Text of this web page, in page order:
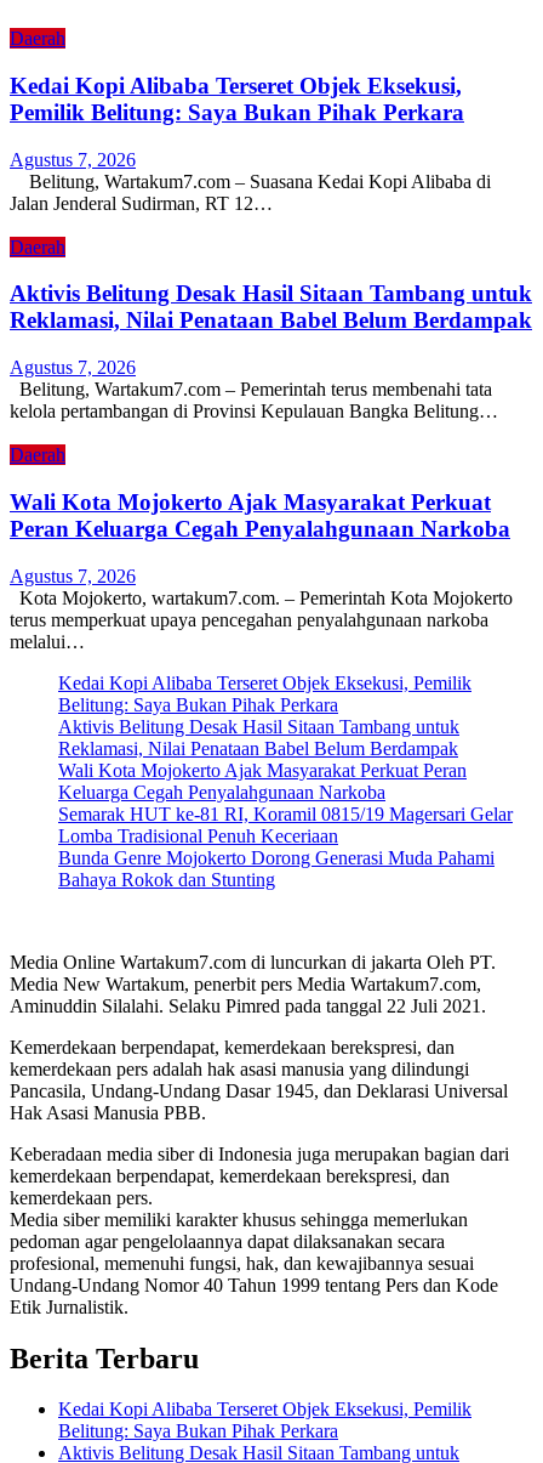
Daerah
Kedai Kopi Alibaba Terseret Objek Eksekusi,
Pemilik Belitung: Saya Bukan Pihak Perkara
Agustus 7, 2026
Belitung, Wartakum7.com – Suasana Kedai Kopi Alibaba di
Jalan Jenderal Sudirman, RT 12…
Daerah
Aktivis Belitung Desak Hasil Sitaan Tambang untuk
Reklamasi, Nilai Penataan Babel Belum Berdampak
Agustus 7, 2026
Belitung, Wartakum7.com – Pemerintah terus membenahi tata
kelola pertambangan di Provinsi Kepulauan Bangka Belitung…
Daerah
Wali Kota Mojokerto Ajak Masyarakat Perkuat
Peran Keluarga Cegah Penyalahgunaan Narkoba
Agustus 7, 2026
Kota Mojokerto, wartakum7.com. – Pemerintah Kota Mojokerto
terus memperkuat upaya pencegahan penyalahgunaan narkoba
melalui…
Kedai Kopi Alibaba Terseret Objek Eksekusi, Pemilik
Belitung: Saya Bukan Pihak Perkara
Aktivis Belitung Desak Hasil Sitaan Tambang untuk
Reklamasi, Nilai Penataan Babel Belum Berdampak
Wali Kota Mojokerto Ajak Masyarakat Perkuat Peran
Keluarga Cegah Penyalahgunaan Narkoba
Semarak HUT ke-81 RI, Koramil 0815/19 Magersari Gelar
Lomba Tradisional Penuh Keceriaan
Bunda Genre Mojokerto Dorong Generasi Muda Pahami
Bahaya Rokok dan Stunting
Media Online Wartakum7.com di luncurkan di jakarta Oleh PT.
Media New Wartakum, penerbit pers Media Wartakum7.com,
Aminuddin Silalahi. Selaku Pimred pada tanggal 22 Juli 2021.
Kemerdekaan berpendapat, kemerdekaan berekspresi, dan
kemerdekaan pers adalah hak asasi manusia yang dilindungi
Pancasila, Undang-Undang Dasar 1945, dan Deklarasi Universal
Hak Asasi Manusia PBB.
Keberadaan media siber di Indonesia juga merupakan bagian dari
kemerdekaan berpendapat, kemerdekaan berekspresi, dan
kemerdekaan pers.
Media siber memiliki karakter khusus sehingga memerlukan
pedoman agar pengelolaannya dapat dilaksanakan secara
profesional, memenuhi fungsi, hak, dan kewajibannya sesuai
Undang-Undang Nomor 40 Tahun 1999 tentang Pers dan Kode
Etik Jurnalistik.
Berita Terbaru
Kedai Kopi Alibaba Terseret Objek Eksekusi, Pemilik
Belitung: Saya Bukan Pihak Perkara
Aktivis Belitung Desak Hasil Sitaan Tambang untuk